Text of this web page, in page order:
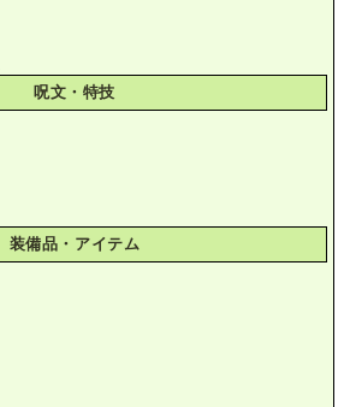
呪文・特技
装備品・アイテム